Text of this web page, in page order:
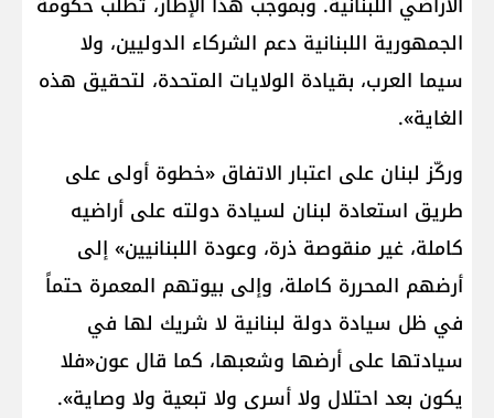
الجمهورية اللبنانية دعم الشركاء الدوليين، ولا
سيما العرب، بقيادة الولايات المتحدة، لتحقيق هذه
الغاية».
وركّز لبنان على اعتبار الاتفاق «خطوة أولى على
طريق استعادة لبنان لسيادة دولته على أراضيه
كاملة، غير منقوصة ذرة، وعودة اللبنانيين» إلى
أرضهم المحررة كاملة، وإلى بيوتهم المعمرة حتماً
في ظل سيادة دولة لبنانية لا شريك لها في
سيادتها على أرضها وشعبها، كما قال عون«فلا
يكون بعد احتلال ولا أسرى ولا تبعية ولا وصاية».